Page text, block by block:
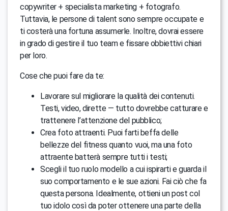
copywriter + specialista marketing + fotografo.
Tuttavia, le persone di talent sono sempre occupate e
ti costerà una fortuna assumerle. Inoltre, dovrai essere
in grado di gestire il tuo team e fissare obbiettivi chiari
per loro.
Cose che puoi fare da te:
Lavorare sul migliorare la qualità dei contenuti.
Testi, video, dirette — tutto dovrebbe catturare e
trattenere l’attenzione del pubblico;
Crea foto attraenti. Puoi farti beffa delle
bellezze del fitness quanto vuoi, ma una foto
attraente batterà sempre tutti i testi;
Scegli il tuo ruolo modello a cui ispirarti e guarda il
suo comportamento e le sue azioni. Fai ciò che fa
questa persona. Idealmente, ottieni un post col
tuo idolo così da poter ottenere una parte della